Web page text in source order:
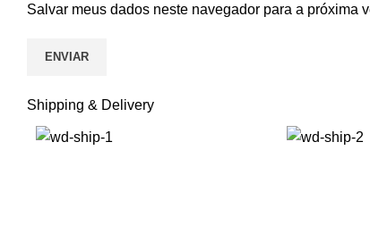
Salvar meus dados neste navegador para a próxima
Shipping & Delivery